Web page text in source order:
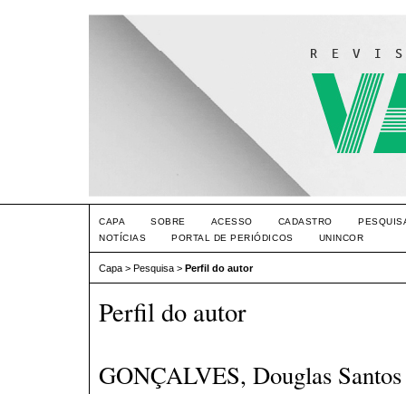
CAPA SOBRE ACESSO CADASTRO
NOTÍCIAS
PORTAL DE PERIÓDICOS UNINCOR
Capa > Pesquisa > Perfil do autor
Perfil do autor
GONÇALVES, Douglas Santos